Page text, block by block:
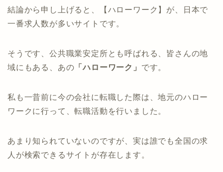
結論から申し上げると、【ハローワーク】が、日本で
一番求人数が多いサイトです。
そうです、公共職業安定所とも呼ばれる、皆さんの地
域にもある、あの 「ハローワーク」 です。
私も一昔前に今の会社に転職した際は、地元のハロー
ワークに行って、転職活動を行いました。
あまり知られていないのですが、実は誰でも全国の求
人が検索できるサイトが存在します。